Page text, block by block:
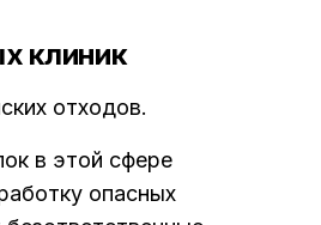
клиник
отходов.
в этой сфере
опасных